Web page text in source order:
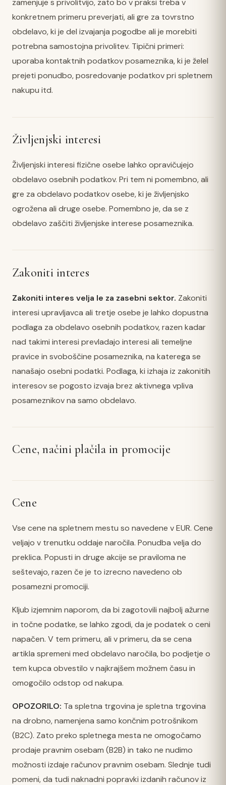
zamenjuje s privolitvijo, zato bo v praksi treba v
konkretnem primeru preverjati, ali gre za tovrstno
obdelavo, ki je del izvajanja pogodbe ali je morebiti
potrebna samostojna privolitev. Tipični primeri:
uporaba kontaktnih podatkov posameznika, ki je želel
prejeti ponudbo, posredovanje podatkov pri spletnem
nakupu itd.
Življenjski interesi
Življenjski interesi fizične osebe lahko opravičujejo
obdelavo osebnih podatkov. Pri tem ni pomembno, ali
gre za obdelavo podatkov osebe, ki je življenjsko
ogrožena ali druge osebe. Pomembno je, da se z
obdelavo zaščiti življenjske interese posameznika.
Zakoniti interes
Zakoniti interes velja le za zasebni sektor. Zakoniti
interesi upravljavca ali tretje osebe je lahko dopustna
podlaga za obdelavo osebnih podatkov, razen kadar
nad takimi interesi prevladajo interesi ali temeljne
pravice in svoboščine posameznika, na katerega se
nanašajo osebni podatki. Podlaga, ki izhaja iz zakonitih
interesov se pogosto izvaja brez aktivnega vpliva
posameznikov na samo obdelavo.
Cene, načini plačila in promocije
Cene
Vse cene na spletnem mestu so navedene v EUR. Cene
veljajo v trenutku oddaje naročila. Ponudba velja do
preklica. Popusti in druge akcije se praviloma ne
seštevajo, razen če je to izrecno navedeno ob
posamezni promociji.
Kljub izjemnim naporom, da bi zagotovili najbolj ažurne
in točne podatke, se lahko zgodi, da je podatek o ceni
napačen. V tem primeru, ali v primeru, da se cena
artikla spremeni med obdelavo naročila, bo podjetje o
tem kupca obvestilo v najkrajšem možnem času in
omogočilo odstop od nakupa.
OPOZORILO: Ta spletna trgovina je spletna trgovina
na drobno, namenjena samo končnim potrošnikom
(B2C). Zato preko spletnega mesta ne omogočamo
prodaje pravnim osebam (B2B) in tako ne nudimo
možnosti izdaje računov pravnim osebam. Slednje tudi
pomeni, da tudi naknadni popravki izdanih računov iz